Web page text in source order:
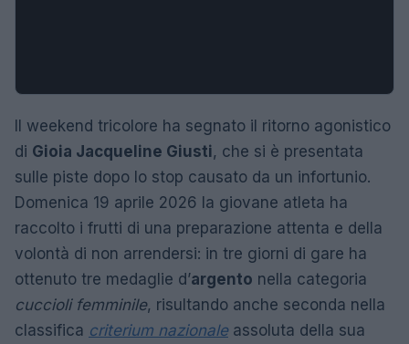
Il weekend tricolore ha segnato il ritorno agonistico
di Gioia Jacqueline Giusti, che si è presentata
sulle piste dopo lo stop causato da un infortunio.
Domenica 19 aprile 2026 la giovane atleta ha
raccolto i frutti di una preparazione attenta e della
volontà di non arrendersi: in tre giorni di gare ha
ottenuto tre medaglie d’argento nella categoria
cuccioli femminile, risultando anche seconda nella
classifica criterium nazionaleassoluta della sua